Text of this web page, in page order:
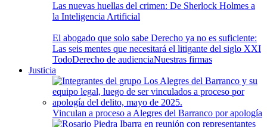
Las nuevas huellas del crimen: De Sherlock Holmes a
la Inteligencia Artificial
El abogado que solo sabe Derecho ya no es suficiente:
Las seis mentes que necesitará el litigante del siglo XXI
TodoDerecho de audienciaNuestras firmas
Justicia
Vinculan a proceso a Alegres del Barranco por apología